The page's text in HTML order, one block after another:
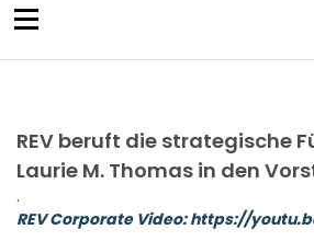
t
REV beruft die strategische
Laurie M. Thomas in den
.
REV Corporate Video:https://